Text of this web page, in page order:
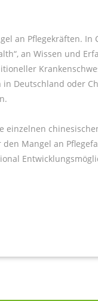
an Pflegekräften. In
an Wissen und
Deutschland oder
Mangel an